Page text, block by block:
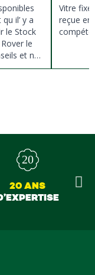
il’ y a
le Stock
le
et ne
du top
Vitre
reçue
20 ANS